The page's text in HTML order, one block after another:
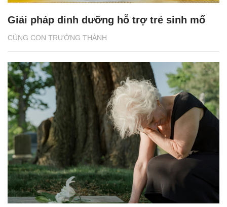
CÙNG CON TRƯỞNG THÀNH
Giải pháp dinh dưỡng hỗ trợ trẻ sinh mổ